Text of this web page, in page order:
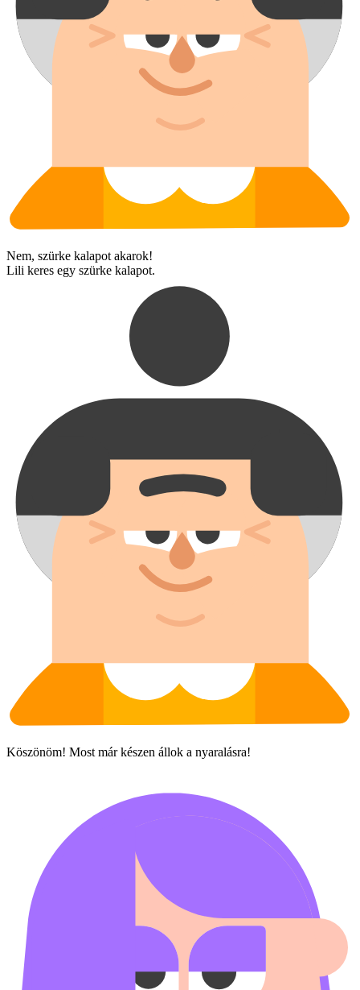
Nem, szürke kalapot akarok!
Lili keres egy szürke kalapot.
Köszönöm! Most már készen állok a nyaralásra!